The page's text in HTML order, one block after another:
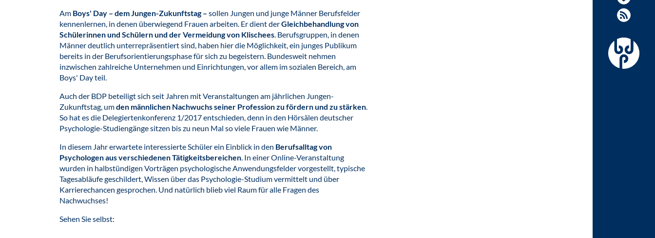
Am Boys' Day – dem Jungen-Zukunftstag – sollen Jungen und junge Männer Berufsfelder
kennenlernen, in denen überwiegend Frauen arbeiten. Er dient derGleichbehandlung von
Schülerinnen und Schülern und der Vermeidung von Klischees . Berufsgruppen, in denen
Männer deutlich unterrepräsentiert sind, haben hier die Möglichkeit, ein junges Publikum
bereits in der Berufsorientierungsphase für sich zu begeistern. Bundesweit nehmen
inzwischen zahlreiche Unternehmen und Einrichtungen, vor allem im sozialen Bereich, am
Boys' Day teil.
Auch der BDP beteiligt sich seit Jahren mit Veranstaltungen am jährlichen Jungen-
Zukunftstag, umden männlichen Nachwuchs seiner Profession zu fördern und zu stärken
So hat es die Delegiertenkonferenz 1/2017 entschieden, denn in den Hörsälen deutscher
Psychologie-Studiengänge sitzen bis zu neun Mal so viele Frauen wie Männer.
In diesem Jahr erwartete interessierte Schüler ein Einblick in den Berufsalltag von
Psychologen aus verschiedenen Tätigkeitsbereichen . In einer Online-Veranstaltung
wurden in halbstündigen Vorträgen psychologische Anwendungsfelder vorgestellt, typische
Tagesabläufe geschildert, Wissen über das Psychologie-Studium vermittelt und über
Karrierechancen gesprochen. Und natürlich blieb viel Raum für alle Fragen des
Nachwuchses!
Sehen Sie selbst: